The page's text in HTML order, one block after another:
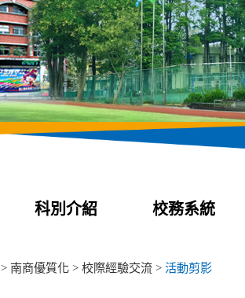
科別介紹 校務系統
> 南商優質化 > 校際經驗交流 > 活動剪影